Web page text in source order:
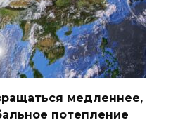
медленнее,
потепление